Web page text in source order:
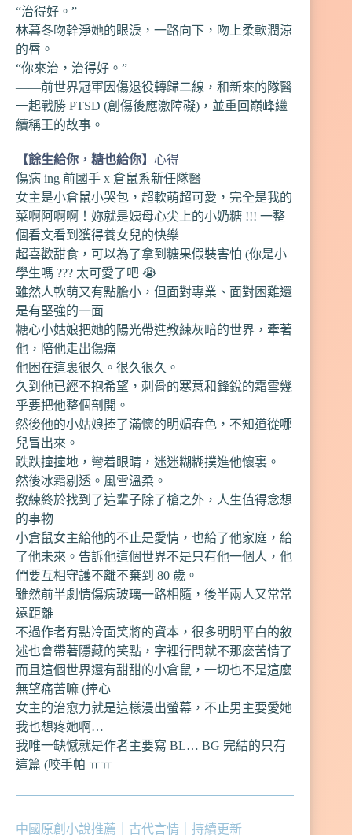
“治得好。”
林暮冬吻幹淨她的眼淚，一路向下，吻上柔軟潤涼
的唇。
“你來治，治得好。”
——前世界冠軍因傷退役轉歸二線，和新來的隊醫
一起戰勝 PTSD (創傷後應激障礙)，並重回巔峰繼
續稱王的故事。
【餘生給你，糖也給你】 心得
傷病 ing 前國手 x 倉鼠系新任隊醫
女主是小倉鼠小哭包，超軟萌超可愛，完全是我的
菜啊阿啊啊！妳就是姨母心尖上的小奶糖 !!! 一整
個看文看到獲得養女兒的快樂
超喜歡甜食，可以為了拿到糖果假裝害怕 (你是小
學生嗎 ??? 太可愛了吧 😭
雖然人軟萌又有點膽小，但面對專業、面對困難還
是有堅強的一面
糖心小姑娘把她的陽光帶進教練灰暗的世界，牽著
他，陪他走出傷痛
他困在這裏很久。很久很久。
久到他已經不抱希望，刺骨的寒意和鋒銳的霜雪幾
乎要把他整個剖開。
然後他的小姑娘捧了滿懷的明媚春色，不知道從哪
兒冒出來。
跌跌撞撞地，彎着眼睛，迷迷糊糊撲進他懷裏。
然後冰霜剔透。風雪溫柔。
教練終於找到了這輩子除了槍之外，人生值得念想
的事物
小倉鼠女主給他的不止是愛情，也給了他家庭，給
了他未來。告訴他這個世界不是只有他一個人，他
們要互相守護不離不棄到 80 歲。
雖然前半劇情傷病玻璃一路相隨，後半兩人又常常
遠距離
不過作者有點冷面笑將的資本，很多明明平白的敘
述也會帶著隱藏的笑點，字裡行間就不那麽苦情了
而且這個世界還有甜甜的小倉鼠，一切也不是這麼
無望痛苦嘛 (捧心
女主的治愈力就是這樣漫出螢幕，不止男主要愛她
我也想疼她啊…
我唯一缺憾就是作者主要寫 BL… BG 完結的只有
這篇 (咬手帕 ㅠㅠ
中國原創小說推薦｜古代言情｜持續更新